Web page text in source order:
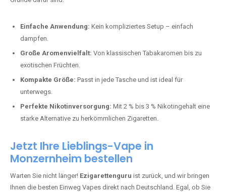
Einfache Anwendung: Kein kompliziertes Setup – einfach
dampfen.
Große Aromenvielfalt: Von klassischen Tabakaromen bis zu
exotischen Früchten.
Kompakte Größe: Passt in jede Tasche und ist ideal für
unterwegs.
Perfekte Nikotinversorgung: Mit 2 % bis 3 % Nikotingehalt eine
starke Alternative zu herkömmlichen Zigaretten.
Jetzt Ihre Lieblings-Vape in
Monzernheim bestellen
Warten Sie nicht länger! Ezigarettenguru ist zurück, und wir bringen
Ihnen die besten Einweg Vapes direkt nach Deutschland. Egal, ob Sie